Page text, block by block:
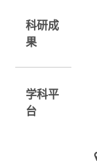
科研成
果
学科平
台